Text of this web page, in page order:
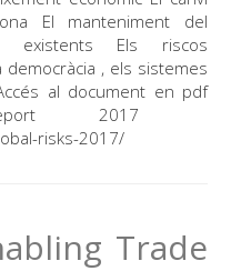
El manteniment del
existents Els riscos
, els sistemes
al document en pdf
2017
risks-2017/
Trade